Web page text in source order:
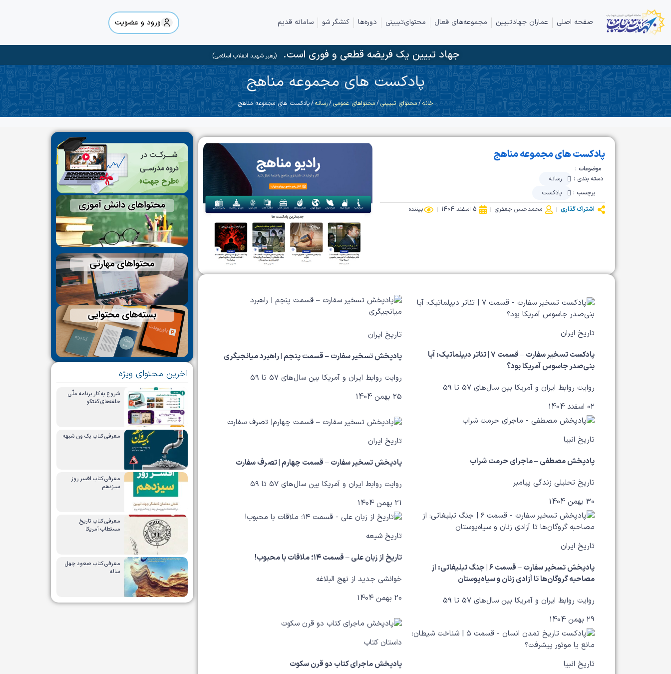
صفحه اصلی عماران جهادتبیین مجموعه‌های فعال محتوای‌تبیینی دوره‌ها کنشگر شو سامانه قدیم ورود و عضویت
جهاد تبیین یک فریضه قطعی و فوری است.(رهبر شهید انقلاب اسلامی)
پادکست های مجموعه مناهج
خانه/محتوای تبیینی/محتواهای عمومی/رسانه/ پادکست های مجموعه مناهج
پادکست های مجموعه مناهج
موضوعات :
دسته بندی :
رسانه
برچسب :
پادکست
اشتراک گذاری
محمدحسن جعفری 5 اسفند 1404 بیننده
تاریخ ایران
پادکست تسخیر سفارت – قسمت ۷ | تئاتر دیپلماتیک: آیا
بنی‌صدر جاسوس آمریکا بود؟
روایت روابط ایران و آمریکا بین سال‌های ۵۷ تا ۵۹
02 اسفند 1404
تاریخ انبیا
پادپخش مصطفی – ماجرای حرمت شراب
تاریخ تحلیلی زندگی پیامبر
30 بهمن 1404
تاریخ ایران
پادپخش تسخیر سفارت – قسمت ۶ | جنگ تبلیغاتی: از
مصاحبه گروگان‌ها تا آزادی زنان و سیاه‌پوستان
روایت روابط ایران و آمریکا بین سال‌های ۵۷ تا ۵۹
29 بهمن 1404
تاریخ انبیا
تاریخ ایران
پادپخش تسخیر سفارت – قسمت پنجم | راهبرد میانجیگری
روایت روابط ایران و آمریکا بین سال‌های ۵۷ تا ۵۹
25 بهمن 1404
تاریخ ایران
پادپخش تسخیر سفارت – قسمت چهارم | تصرف سفارت
روایت روابط ایران و آمریکا بین سال‌های ۵۷ تا ۵۹
21 بهمن 1404
تاریخ شیعه
تاریخ از زبان علی – قسمت ۱۴؛ ملاقات با محبوب!
خوانشی جدید از نهج البلاغه
20 بهمن 1404
داستان کتاب
پادپخش ماجرای کتاب دو قرن سکوت
اخرین محتوای ویژه
شروع به کار برنامه ملّی
حلقه‌های گفتگو
معرفی کتاب یک ون شبهه
معرفی کتاب افسر روز
سیزدهم
معرفی کتاب تاریخ
مستطاب آمریکا
معرفی کتاب صعود چهل
ساله